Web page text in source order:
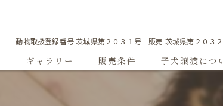
動物取扱登録番号 茨城県第２０３１号 販売 茨城県第２０
ギャラリー
Sweetgallery
販売条件 子犬譲渡につ